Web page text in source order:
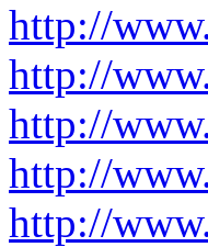
http://
http://
http://
http://
http://